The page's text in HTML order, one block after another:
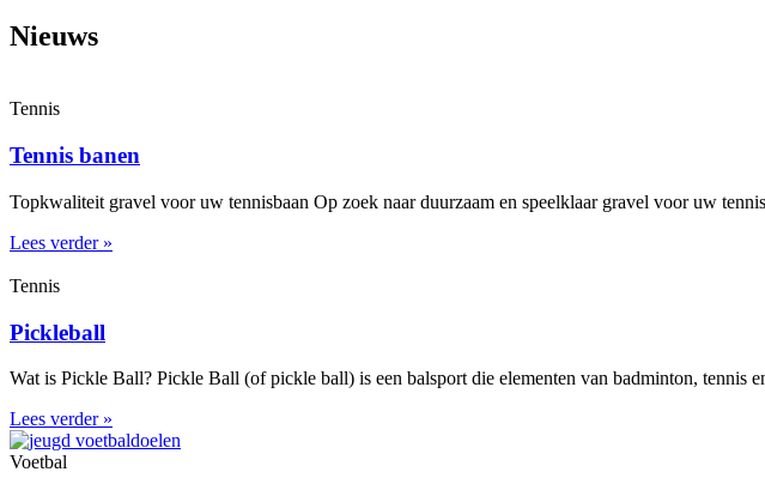
Nieuws
Tennis
Tennis banen
Topkwaliteit gravel voor uw tennisbaan Op zoek naar duurzaam en speelklaar gravel voor uw
Lees verder »
Tennis
Pickleball
Wat is Pickle Ball? Pickle Ball (of pickle ball) is een balsport die elementen van badminton, tennis
Lees verder »
Voetbal